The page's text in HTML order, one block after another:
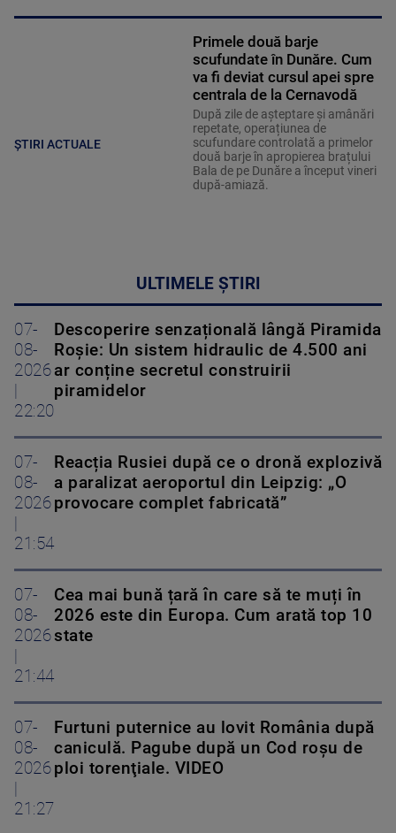
ȘTIRI ACTUALE
Primele două barje
scufundate în Dunăre. Cum
va fi deviat cursul apei spre
centrala de la Cernavodă
După zile de așteptare și amânări
repetate, operațiunea de
scufundare controlată a primelor
două barje în apropierea brațului
Bala de pe Dunăre a început vineri
după-amiază.
ULTIMELE ȘTIRI
07-
08-
2026
22:20
Descoperire senzațională lângă Piramida
Roșie: Un sistem hidraulic de 4.500 ani
ar conține secretul construirii
piramidelor
07-
08-
2026
21:54
Reacția Rusiei după ce o dronă explozivă
a paralizat aeroportul din Leipzig: „O
provocare complet fabricată”
07-
08-
2026
21:44
Cea mai bună țară în care să te muți în
2026 este din Europa. Cum arată top 10
state
07-
08-
2026
21:27
Furtuni puternice au lovit România după
caniculă. Pagube după un Cod roşu de
ploi torenţiale. VIDEO